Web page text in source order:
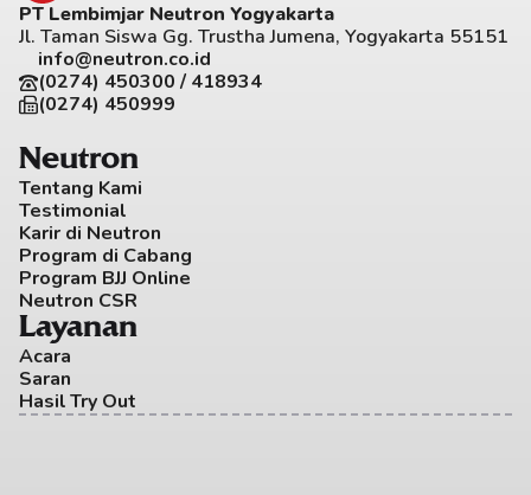
PT Lembimjar Neutron Yogyakarta
Jl. Taman Siswa Gg. Trustha Jumena, Yogyakarta 55151
info@neutron.co.id
(0274) 450300 / 418934
(0274) 450999
Neutron
Tentang Kami
Testimonial
Karir di Neutron
Program di Cabang
Program BJJ Online
Neutron CSR
Layanan
Acara
Saran
Hasil Try Out